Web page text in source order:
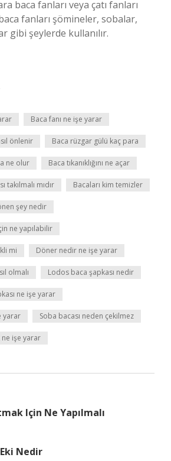
baca fanları veya çatı fanları
fanları şömineler, sobalar,
gibi şeylerde kullanılır.
Baca fanı ne işe yarar
önlenir Baca rüzgar gülü kaç para
ne olur Baca tıkanıklığını ne açar
takılmalı mıdır Bacaları kim temizler
şey nedir
ne yapılabilir
mi Döner nedir ne işe yarar
olmalı Lodos baca şapkası nedir
ne işe yarar
yarar Soba bacası neden çekilmez
işe yarar
Için Ne Yapılmalı
Nedir